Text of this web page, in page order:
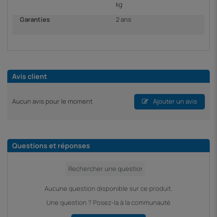
kg
Garanties
2 ans
Avis client
Aucun avis pour le moment Ajouter un avis
Questions et réponses
Aucune question disponible sur ce produit.
Une question ? Posez-la à la communauté